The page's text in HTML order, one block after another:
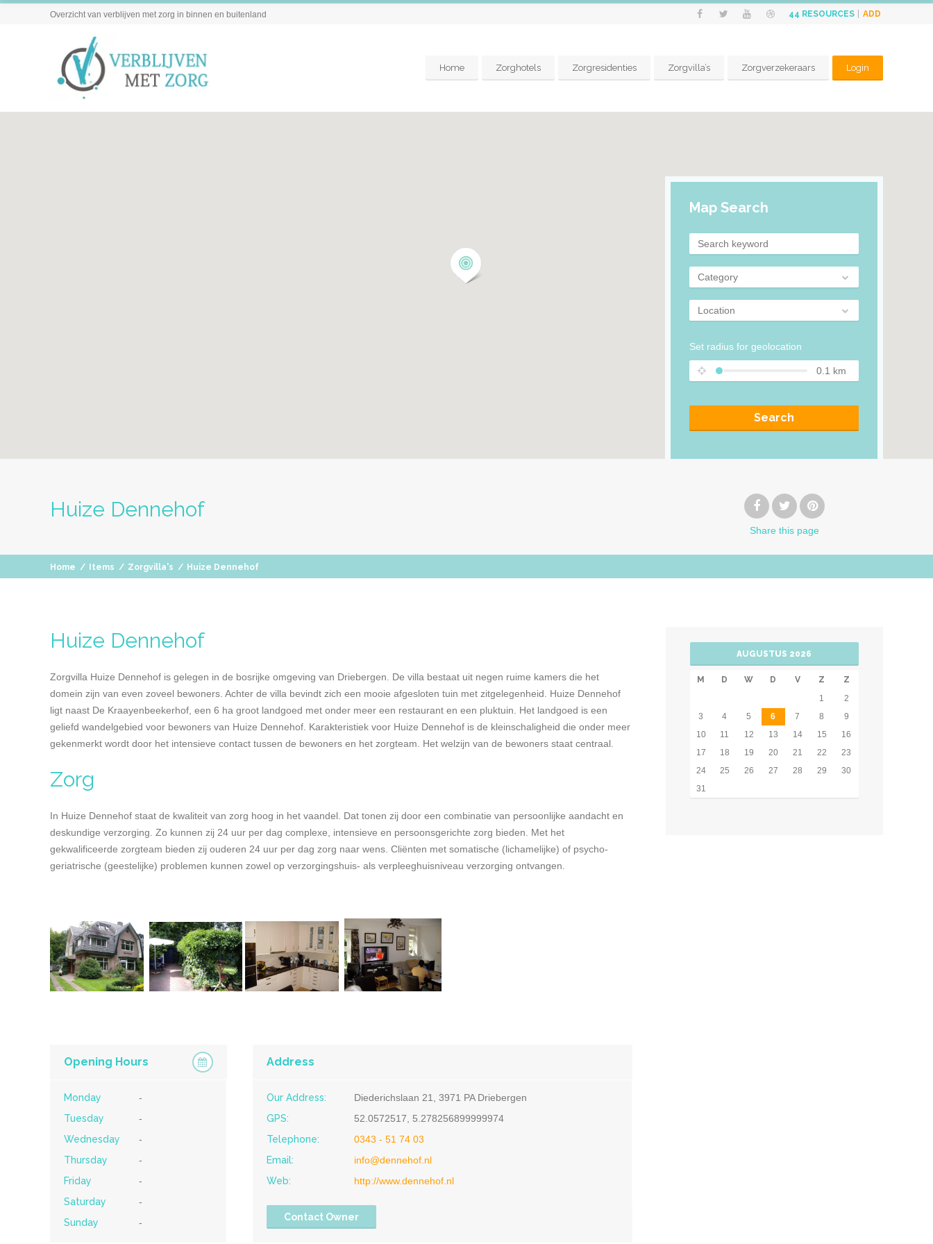
44 RESOURCES ADD
Overzicht van verblijven met zorg in binnen en buitenland
Home Zorghotels Zorgresidenties Zorgvilla’s Zorgverzekeraars Login
Map Search
Category
Location
Set radius for geolocation
0.1 km
Search
Huize Dennehof
Share this page
Home / Items / Zorgvilla's / Huize Dennehof
Huize Dennehof
Zorgvilla Huize Dennehof is gelegen in de bosrijke omgeving van Driebergen. De villa bestaat uit negen ruime kamers die het
domein zijn van even zoveel bewoners. Achter de villa bevindt zich een mooie afgesloten tuin met zitgelegenheid. Huize Dennehof
ligt naast De Kraayenbeekerhof, een 6 ha groot landgoed met onder meer een restaurant en een pluktuin. Het landgoed is een
geliefd wandelgebied voor bewoners van Huize Dennehof. Karakteristiek voor Huize Dennehof is de kleinschaligheid die onder meer
gekenmerkt wordt door het intensieve contact tussen de bewoners en het zorgteam. Het welzijn van de bewoners staat centraal.
Zorg
In Huize Dennehof staat de kwaliteit van zorg hoog in het vaandel. Dat tonen zij door een combinatie van persoonlijke aandacht en
deskundige verzorging. Zo kunnen zij 24 uur per dag complexe, intensieve en persoonsgerichte zorg bieden. Met het
gekwalificeerde zorgteam bieden zij ouderen 24 uur per dag zorg naar wens. Cliënten met somatische (lichamelijke) of psycho-
geriatrische (geestelijke) problemen kunnen zowel op verzorgingshuis- als verpleeghuisniveau verzorging ontvangen.
Opening Hours
Monday
-
Tuesday
-
Wednesday
-
Thursday
-
Friday
-
Saturday
-
Sunday
-
Address
Our Address:
Diederichslaan 21, 3971 PA Driebergen
GPS:
52.0572517, 5.278256899999974
Telephone:
0343 - 51 74 03
Email:
info@dennehof.nl
Web:
http://www.dennehof.nl
Contact Owner
AUGUSTUS 2026
M D W D V Z
Z
1
2
3
4 5 6 7 8
9
10
11 12 13 14 15
16
17
18 19 20 21 22
23
24
25 26 27 28 29
30
31